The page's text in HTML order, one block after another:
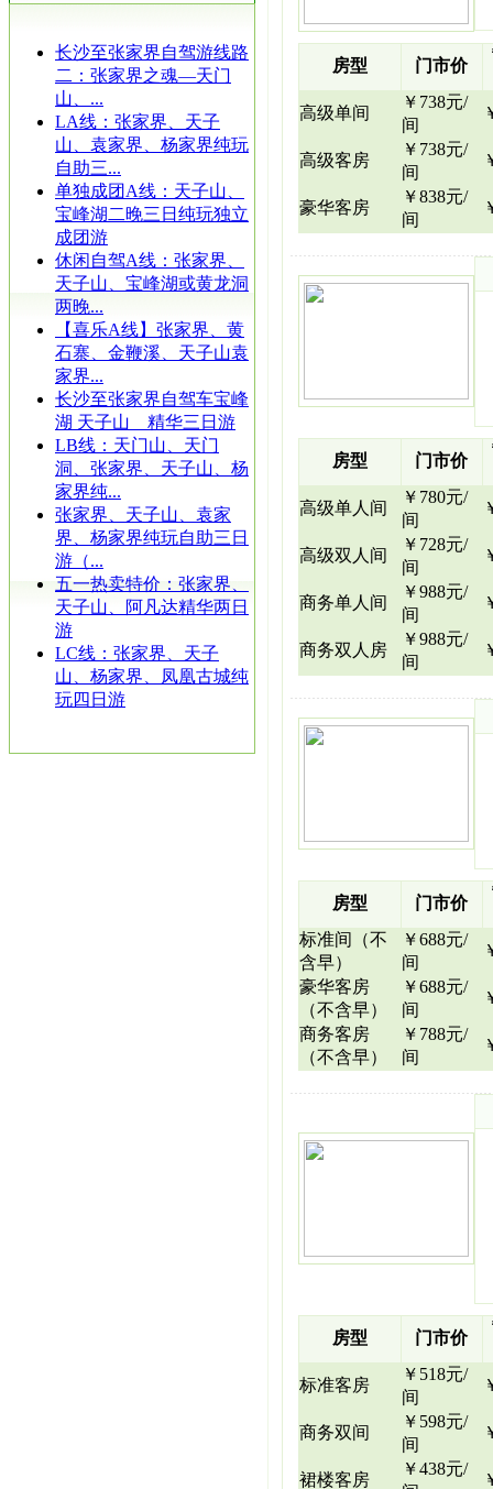
长沙至张家界自驾游线路
二：张家界之魂—天门
山、...
LA线：张家界、天子
山、袁家界、杨家界纯玩
自助三...
单独成团A线：天子山、
宝峰湖二晚三日纯玩独立
成团游
休闲自驾A线：张家界、
天子山、宝峰湖或黄龙洞
两晚...
【喜乐A线】张家界、黄
石寨、金鞭溪、天子山袁
家界...
长沙至张家界自驾车宝峰
湖 天子山 精华三日游
LB线：天门山、天门
洞、张家界、天子山、杨
家界纯...
张家界、天子山、袁家
界、杨家界纯玩自助三日
游（...
五一热卖特价：张家界、
天子山、阿凡达精华两日
游
LC线：张家界、天子
山、杨家界、凤凰古城纯
玩四日游
房型 门市价
高级单间
￥738元/
间
高级客房
￥738元/
间
豪华客房
￥838元/
间
房型 门市价
高级单人间
￥780元/
间
高级双人间
￥728元/
间
商务单人间
￥988元/
间
商务双人房
￥988元/
间
房型 门市价
标准间（不
含早）
￥688元/
间
豪华客房
（不含早）
￥688元/
间
商务客房
（不含早）
￥788元/
间
房型 门市价
标准客房
￥518元/
间
商务双间
￥598元/
间
裙楼客房
￥438元/